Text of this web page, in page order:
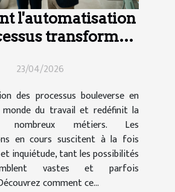
l'automatisation
transforme-
23/04/2026
des processus bouleverse en
du travail et redéfinit la
métiers. Les
en cours suscitent à la fois
inquiétude, tant les possibilités
vastes et parfois
comment ce...